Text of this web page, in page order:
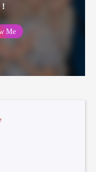
Me